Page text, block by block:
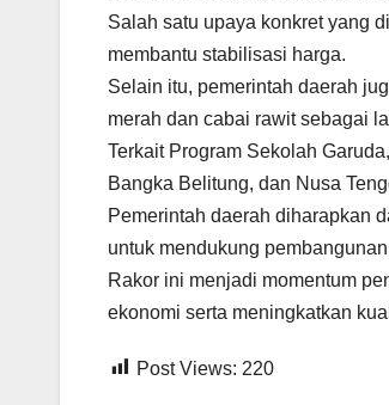
Salah satu upaya konkret yang
membantu stabilisasi harga.
Selain itu, pemerintah daerah
merah dan cabai rawit sebagai
Terkait Program Sekolah
Bangka Belitung, dan Nusa
Pemerintah daerah diharapkan
untuk mendukung
Rakor ini menjadi momentum
ekonomi serta meningkatkan
Post Views: 220